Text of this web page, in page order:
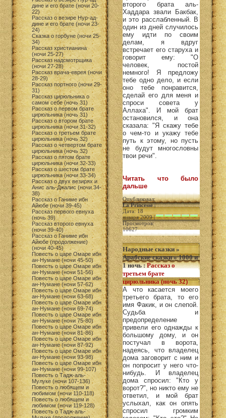
дине и его брате (ночи 20-
22)
Рассказ о везире Нур-ад-
дине и его брате (ночи 23-
24)
Сказка о горбуне (ночи 25-
34)
Рассказ христианина
(ночи 25-27)
Рассказ надсмотрщика
(ночи 27-28)
Рассказ врача-еврея (ночи
28-29)
Рассказ портного (ночи 29-
31)
Рассказ цирюльника о
самом себе (ночь 31)
Рассказ о первом брате
цирюльника (ночь 31)
Рассказ о втором брате
цирюльника (ночи 31-32)
Рассказ о третьем брате
цирюльника (ночь 32)
Рассказ о четвертом брате
цирюльника (ночь 32)
Рассказ о пятом брате
цирюльника (ночи 32-33)
Рассказ о шестом брате
цирюльника (ночи 33-34)
Рассказ о двух везирях и
Анис аль-Джалис (ночи 34-
38)
Рассказ о Ганиме ибн
Айюбе (ночи 39-45)
Рассказ первого евнуха
(ночь 39)
Рассказ второго евнуха
(ночи 39-40)
Рассказ о Ганиме ибн
Айюбе (продолжение)
(ночи 40-45)
Повесть о царе Омаре ибн
ан-Нумане (ночи 45-50)
Повесть о царе Омаре ибн
ан-Нумане (ночи 51-56)
Повесть о царе Омаре ибн
ан-Нумане (ночи 57-62)
Повесть о царе Омаре ибн
ан-Нумане (ночи 63-68)
Повесть о царе Омаре ибн
ан-Нумане (ночи 69-74)
Повесть о царе Омаре ибн
ан-Нумане (ночи 75-80)
Повесть о царе Омаре ибн
ан-Нумане (ночи 81-86)
Повесть о царе Омаре ибн
ан-Нумане (ночи 87-92)
Повесть о царе Омаре ибн
ан-Нумане (ночи 93-98)
Повесть о царе Омаре ибн
ан-Нумане (ночи 99-107)
Повесть о Тадж-аль-
Мулуке (ночи 107-136)
Повесть о любящем и
любимом (ночи 110-118)
Повесть о любящем и
любимом (ночи 119-128)
Повесть о Тадж-аль-
второго брата аль-
Хаддара звали Бакбак,
и это расслабленный. В
один из дней случилось
ему идти по своим
делам, я вдруг
встречает его старуха и
говорит ему: "О
человек, постой
немного! Я предложу
тебе одно дело, и если
оно тебе понравится,
сделай его для меня и
спроси совета у
Аллаха". И мой брат
остановился, и она
сказала: "Я скажу тебе
о чем-то и укажу тебе
путь к этому, но пусть
не будут многословны
твои речи".
Читать что было
дальше
Опубликовал:
La Princesse|
Дата: 18
января 2009 |
Просмотров:
10627
Народные сказки »
Арабские сказки»1000 и
1 ночь:Рассказ о
третьем брате
цирюльника (ночь 32)
А что касается моего
третьего брата, то его
имя Факик, и он слепой.
Судьба и
предопределение
привели его однажды к
большому дому, и он
постучал в ворота,
надеясь, что владелец
дома заговорит с ним и
он попросит у него что-
нибудь. И владелец
дома спросил: "Кто у
ворот?", но никто ему не
ответил, и мой брат
услыхал, как он опять
спросил громким